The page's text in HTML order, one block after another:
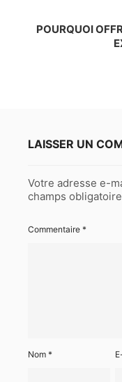
POURQUOI
LAISSER UN
Votre adresse e-
champs
Commentaire *
Nom *